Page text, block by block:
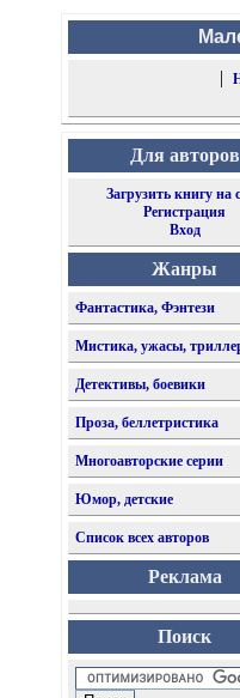
|
Для авторов
Загрузить книгу на
Регистрация
Вход
Жанры
Фантастика, Фэнтези
Мистика, ужасы,
Детективы, боевики
Проза, беллетристика
Многоавторские серии
Юмор, детские
Список всех авторов
Реклама
Поиск